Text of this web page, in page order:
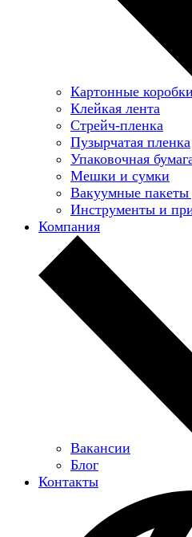
Картонные коробки
Клейкая лента
Стрейч-пленка
Пузырчатая пленка
Упаковочная
Мешки и сумки
Вакуумные
Инструменты и
Компания
Вакансии
Блог
Контакты